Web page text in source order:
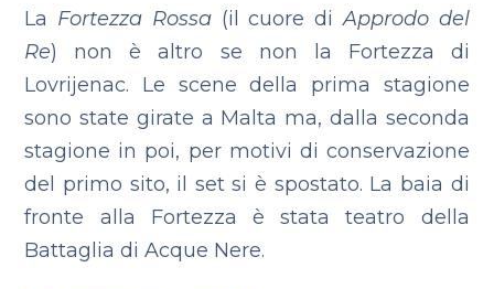
La Fortezza Rossa(il cuore diApprodo del
Re) non è altro se non la Fortezza di
Lovrijenac. Le scene della prima stagione
sono state girate a Malta ma, dalla seconda
stagione in poi, per motivi di conservazione
del primo sito, il set si è spostato. La baia di
fronte alla Fortezza è stata teatro della
Battaglia di Acque Nere.